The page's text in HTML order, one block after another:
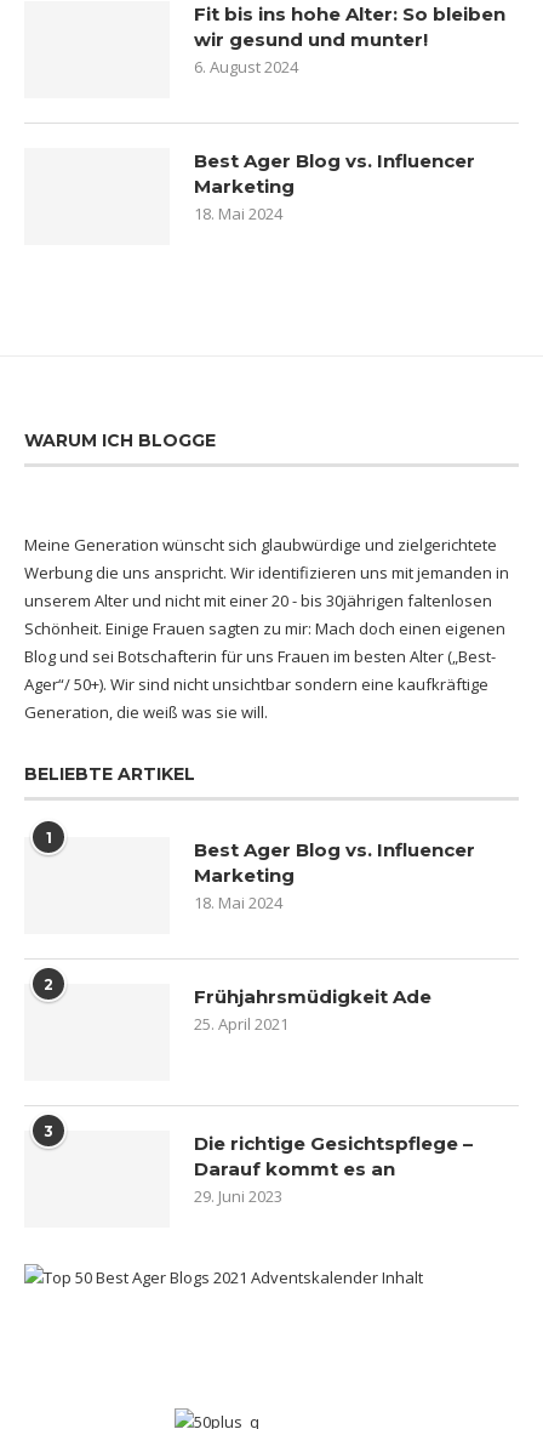
Fit bis ins hohe Alter: So bleiben
wir gesund und munter!
6. August 2024
Best Ager Blog vs. Influencer
Marketing
18. Mai 2024
WARUM ICH BLOGGE
Meine Generation wünscht sich glaubwürdige und zielgerichtete
Werbung die uns anspricht. Wir identifizieren uns mit jemanden in
unserem Alter und nicht mit einer 20 - bis 30jährigen faltenlosen
Schönheit. Einige Frauen sagten zu mir: Mach doch einen eigenen
Blog und sei Botschafterin für uns Frauen im besten Alter („Best-
Ager“/ 50+). Wir sind nicht unsichtbar sondern eine kaufkräftige
Generation, die weiß was sie will.
BELIEBTE ARTIKEL
1
Best Ager Blog vs. Influencer
Marketing
18. Mai 2024
2 Frühjahrsmüdigkeit Ade
25. April 2021
3
Die richtige Gesichtspflege –
Darauf kommt es an
29. Juni 2023